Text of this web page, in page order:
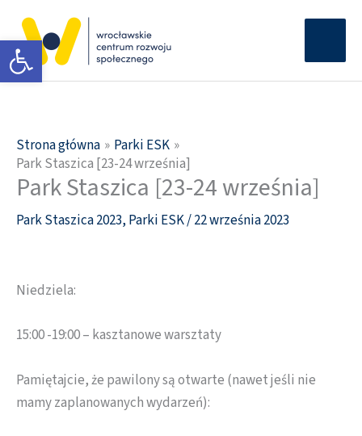
Otwórz pasek narzędzi
treści
Strona główna
Parki ESK
Park Staszica [23-24 września]
Park Staszica [23-24 września]
Park Staszica 2023, Parki ESK/22 września 2023
Niedziela:
15:00 -19:00 – kasztanowe warsztaty
Pamiętajcie, że pawilony są otwarte (nawet jeśli nie
mamy zaplanowanych wydarzeń):